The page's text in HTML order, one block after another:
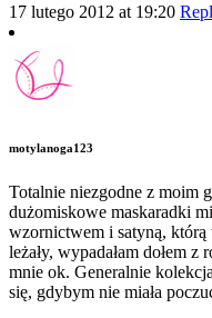
17 lutego 2012 at 19:20
motylanoga123
Totalnie niezgodne z moim
dużomiskowe maskaradki
wzornictwem i satyną,
leżały, wypadałam dołem
mnie ok. Generalnie
się, gdybym nie miała